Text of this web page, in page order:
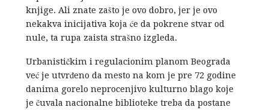
knjige. Ali znate zašto je ovo dobro, jer je ovo
nekakva inicijativa koja će da pokrene stvar od
nule, ta rupa zaista strašno izgleda.
Urbanističkim i regulacionim planom Beograda
već je utvrđeno da mesto na kom je pre 72 godine
danima gorelo neprocenjivo kulturno blago koje
je čuvala nacionalne biblioteke treba da postane